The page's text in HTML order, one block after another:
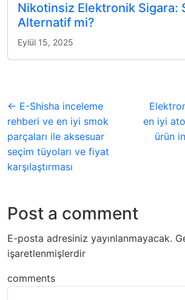
Nikotinsiz Elektronik Sigara:
Alternatif mi?
Eylül 15, 2025
← E-Shisha inceleme
rehberi ve en iyi smok
parçaları ile aksesuar
seçim tüyoları ve fiyat
karşılaştırması
en iyi
ürün
Post a comment
E-posta adresiniz yayınlanmayacak.
işaretlenmişlerdir
comments